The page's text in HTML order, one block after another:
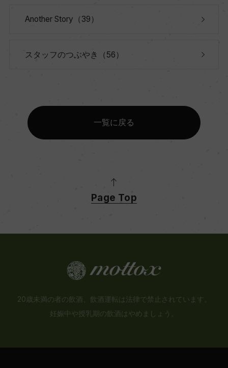
Another Story（39）
スタッフのつぶやき（56）
一覧に戻る
Page Top
20歳未満の者の飲酒、飲酒運転は法律で禁止されています。
妊娠中や授乳期の飲酒はやめましょう。